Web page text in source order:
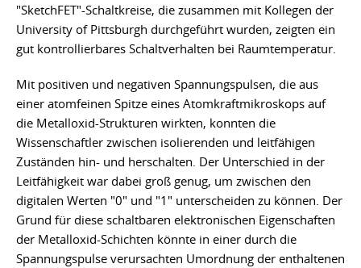
"SketchFET"-Schaltkreise, die zusammen mit Kollegen der
University of Pittsburgh durchgeführt wurden, zeigten ein
gut kontrollierbares Schaltverhalten bei Raumtemperatur.
Mit positiven und negativen Spannungspulsen, die aus
einer atomfeinen Spitze eines Atomkraftmikroskops auf
die Metalloxid-Strukturen wirkten, konnten die
Wissenschaftler zwischen isolierenden und leitfähigen
Zuständen hin- und herschalten. Der Unterschied in der
Leitfähigkeit war dabei groß genug, um zwischen den
digitalen Werten "0" und "1" unterscheiden zu können. Der
Grund für diese schaltbaren elektronischen Eigenschaften
der Metalloxid-Schichten könnte in einer durch die
Spannungspulse verursachten Umordnung der enthaltenen